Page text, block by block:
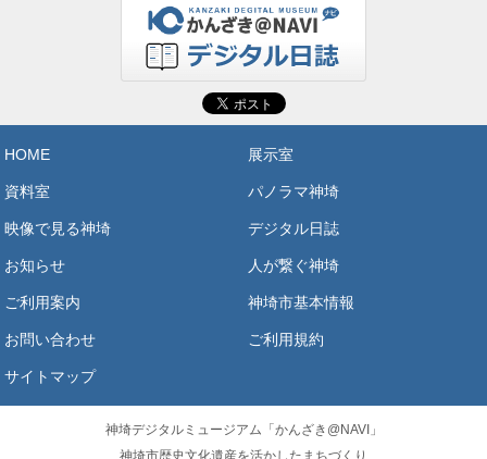
HOME 展示室
資料室 パノラマ神埼
映像で見る神埼 デジタル日誌
お知らせ 人が繋ぐ神埼
ご利用案内 神埼市基本情報
お問い合わせ ご利用規約
サイトマップ
神埼デジタルミュージアム「かんざき@NAVI」
神埼市歴史文化遺産を活かしたまちづくり